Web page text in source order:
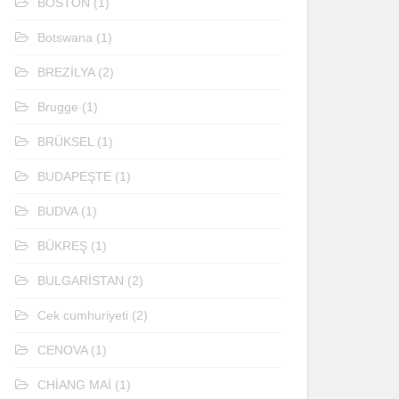
Botswana (1)
BREZİLYA(2)
Brugge (1)
BRÜKSEL (1)
BUDAPEŞTE (1)
BUDVA(1)
BÜKREŞ (1)
BULGARİSTAN (2)
Cek cumhuriyeti (2)
CENOVA(1)
CHİANG MAİ (1)